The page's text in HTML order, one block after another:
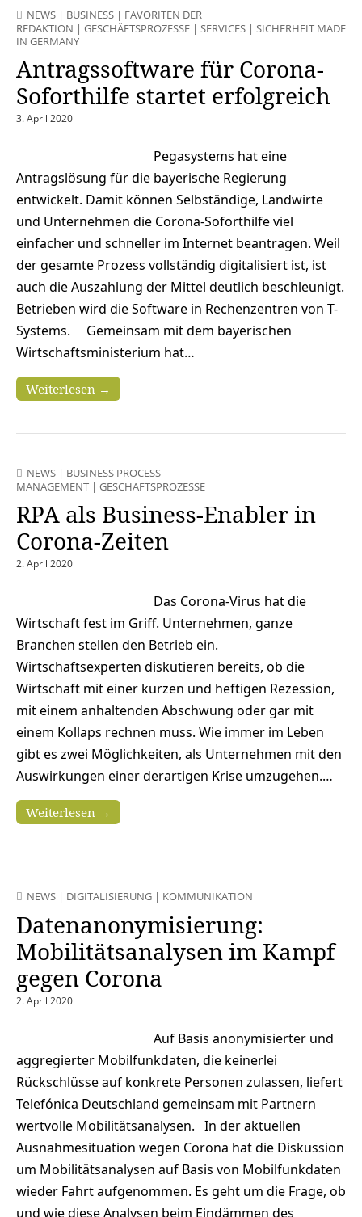
NEWS | BUSINESS | FAVORITEN DER
REDAKTION | GESCHÄFTSPROZESSE | SERVICES | SICHERHEIT MADE
IN GERMANY
Antragssoftware für Corona-
Soforthilfe startet erfolgreich
3. April 2020
Pegasystems hat eine
Antragslösung für die bayerische Regierung
entwickelt. Damit können Selbständige, Landwirte
und Unternehmen die Corona-Soforthilfe viel
einfacher und schneller im Internet beantragen. Weil
der gesamte Prozess vollständig digitalisiert ist, ist
auch die Auszahlung der Mittel deutlich beschleunigt.
Betrieben wird die Software in Rechenzentren von T-
Systems. Gemeinsam mit dem bayerischen
Wirtschaftsministerium hat…
Weiterlesen →
NEWS | BUSINESS PROCESS
MANAGEMENT | GESCHÄFTSPROZESSE
RPA als Business-Enabler in
Corona-Zeiten
2. April 2020
Das Corona-Virus hat die
Wirtschaft fest im Griff. Unternehmen, ganze
Branchen stellen den Betrieb ein.
Wirtschaftsexperten diskutieren bereits, ob die
Wirtschaft mit einer kurzen und heftigen Rezession,
mit einem anhaltenden Abschwung oder gar mit
einem Kollaps rechnen muss. Wie immer im Leben
gibt es zwei Möglichkeiten, als Unternehmen mit den
Auswirkungen einer derartigen Krise umzugehen.…
Weiterlesen →
NEWS | DIGITALISIERUNG | KOMMUNIKATION
Datenanonymisierung:
Mobilitätsanalysen im Kampf
gegen Corona
2. April 2020
Auf Basis anonymisierter und
aggregierter Mobilfunkdaten, die keinerlei
Rückschlüsse auf konkrete Personen zulassen, liefert
Telefónica Deutschland gemeinsam mit Partnern
wertvolle Mobilitätsanalysen. In der aktuellen
Ausnahmesituation wegen Corona hat die Diskussion
um Mobilitätsanalysen auf Basis von Mobilfunkdaten
wieder Fahrt aufgenommen. Es geht um die Frage, ob
und wie diese Analysen beim Eindämmen des